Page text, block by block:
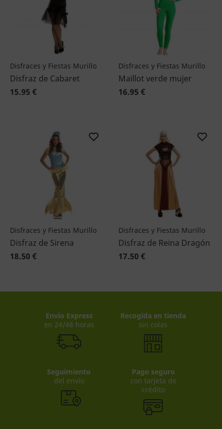
Disfraces y Fiestas Murillo
Disfraz de Cabaret
15.95 €
Disfraces y Fiestas Murillo
Maillot verde mujer
16.95 €
Disfraces y Fiestas Murillo
Disfraz de Sirena
18.50 €
Disfraces y Fiestas Murillo
Disfraz de Reina Dragón
17.50 €
Envio Express
en 24/48 horas
Recogida en tienda
sin colas
Seguimiento
del envío
Pago seguro
con tarjeta de
crédito